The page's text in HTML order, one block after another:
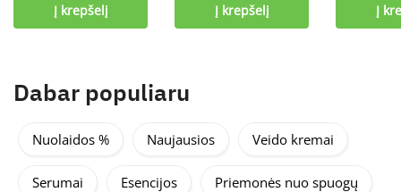
Į krepšelį Į krepšelį Į
Dabar populiaru
Nuolaidos % Naujausios Veido kremai
Serumai Esencijos Priemonės nuo spuogų